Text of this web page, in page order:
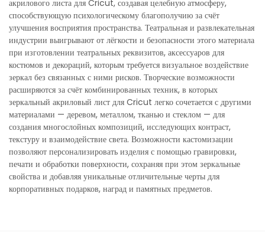
акрилового листа для Cricut, создавая целебную атмосферу,
способствующую психологическому благополучию за счёт
улучшения восприятия пространства. Театральная и развлекательная
индустрии выигрывают от лёгкости и безопасности этого материала
при изготовлении театральных реквизитов, аксессуаров для
костюмов и декораций, которым требуется визуальное воздействие
зеркал без связанных с ними рисков. Творческие возможности
расширяются за счёт комбинированных техник, в которых
зеркальный акриловый лист для Cricut легко сочетается с другими
материалами — деревом, металлом, тканью и стеклом — для
создания многослойных композиций, исследующих контраст,
текстуру и взаимодействие света. Возможности кастомизации
позволяют персонализировать изделия с помощью гравировки,
печати и обработки поверхности, сохраняя при этом зеркальные
свойства и добавляя уникальные отличительные черты для
корпоративных подарков, наград и памятных предметов.